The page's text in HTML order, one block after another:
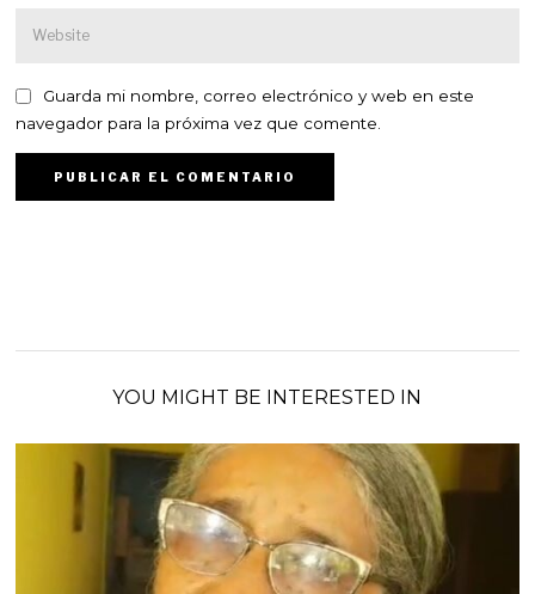
Guarda mi nombre, correo electrónico y web en este
navegador para la próxima vez que comente.
YOU MIGHT BE INTERESTED IN